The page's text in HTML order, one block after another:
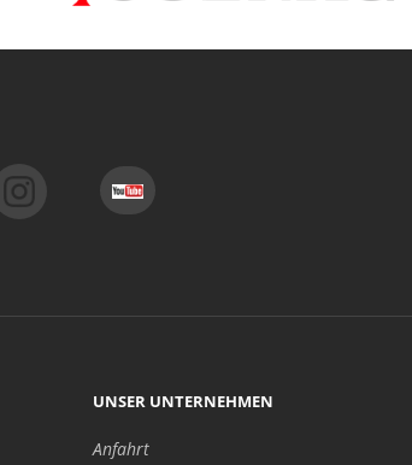
UNSER UNTERNEHMEN
Anfahrt